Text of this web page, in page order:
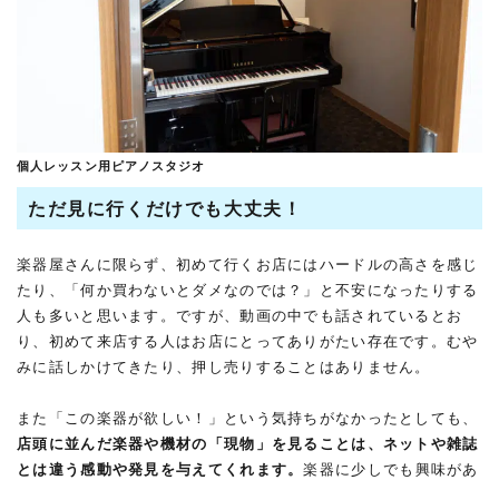
個人レッスン用ピアノスタジオ
ただ見に行くだけでも大丈夫！
楽器屋さんに限らず、初めて行くお店にはハードルの高さを感じ
たり、「何か買わないとダメなのでは？」と不安になったりする
人も多いと思います。ですが、動画の中でも話されているとお
り、初めて来店する人はお店にとってありがたい存在です。むや
みに話しかけてきたり、押し売りすることはありません。
また「この楽器が欲しい！」という気持ちがなかったとしても、
店頭に並んだ楽器や機材の「現物」を見ることは、ネットや雑誌
とは違う感動や発見を与えてくれます。楽器に少しでも興味があ